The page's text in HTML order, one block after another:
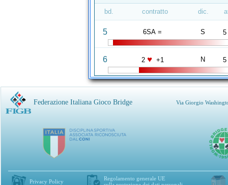
bd. contratto dic.
5 6SA = S 5
6 2 ♥ +1 N 5
Federazione Italiana Gioco Bridge Via Giorgio
Privacy Policy
Regolamento generale UE